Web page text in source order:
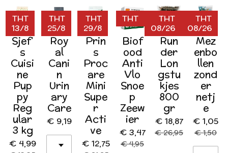
THT
13/8
Sjef'
s
Cuisi
ne
Pup
py
Reg
ular
3 kg
€ 4,99
THT
25/8
Roy
al
Cani
n
Urin
ary
Care
€ 9,19
THT
29/8
Prin
s
Proc
are
Mini
Supe
r
Acti
ve
€ 12,75
THT
Biof
ood
Anti
Vlo
Snoe
p
Zeew
ier
€ 3,47
€ 4,95
THT
08/26
Run
der
Lon
gstu
kjes
800
gr
€ 18,87
€ 26,95
THT
08/26
Mez
enbo
llen
zond
er
netj
e
€ 1,05
€ 1,50